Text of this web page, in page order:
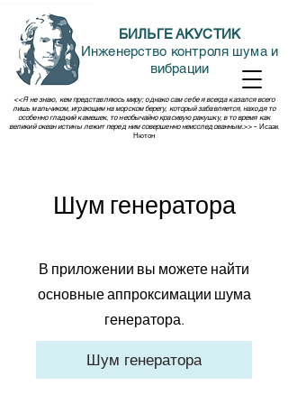
БИЛЬГЕ АКУСТИК
Инженерство контроля шума и
вибрации
<<Я не знаю, кем представляюсь миру; однако сам себе я всегда казался всего
лишь мальчиком, играющим на морском берегу, который забавляется, находя то
особенно гладкий камешек, то необычайно красивую ракушку, в то время как
великий океан истины лежит перед ним совершенно неисследованным.>> - Исаак
Нютон
Шум генератора
В приложении вы можете найти
основные аппроксимации шума
генератора.
Шум генератора